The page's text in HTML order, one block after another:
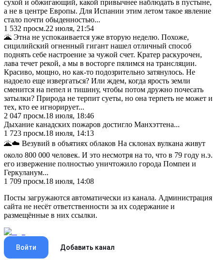
сухой и обжигающий, какой привычнее наблюдать в пустыне,
а не в центре Европы. Для Испании этим летом такое явление
стало почти обыденностью...
1 532 просм.22 июля, 21:54
🌋 Этна не успокаивается уже вторую неделю. Похоже,
сицилийский огненный гигант нашел отличный способ
поднять себе настроение за чужой счет. Кратер раскурочен,
лава течет рекой, а мы в восторге пялимся на трансляции.
Красиво, мощно, но как-то подозрительно затянулось. Не
надоело еще извергаться? Или ждем, когда ярость земли
сменится на пепел и тишину, чтобы потом дружно почесать
затылки? Природа не терпит суеты, но она терпеть не может и
тех, кто ее игнорирует...
2 047 просм.18 июля, 18:46
Дыхание канадских пожаров достигло Манхэттена...
1 723 просм.18 июля, 14:13
🌋☁️ Везувий в объятиях облаков На склонах вулкана живут
около 800 000 человек. И это несмотря на то, что в 79 году н.э.
его извержение полностью уничтожило города Помпеи и
Геркуланум...
1 709 просм.18 июля, 14:08
Посты загружаются автоматически из канала. Администрация
сайта не несёт ответственности за их содержание и
размещённые в них ссылки.
Войти Добавить канал